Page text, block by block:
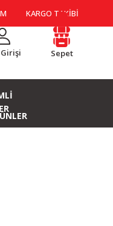
KARGO TAKİBİ
Sepet